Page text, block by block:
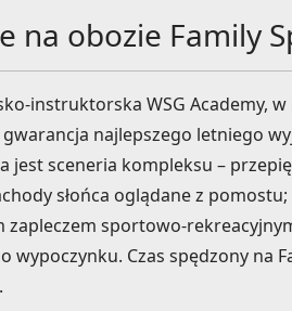
na obozie Family
instruktorska WSG Academy,
gwarancja najlepszego letniego
jest sceneria kompleksu –
słońca oglądane z
zapleczem sportowo-
Czas spędzony na